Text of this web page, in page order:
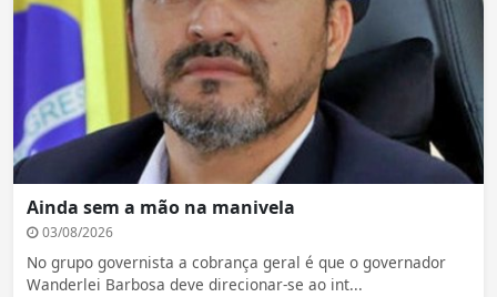
Ainda sem a mão na manivela
03/08/2026
No grupo governista a cobrança geral é que o governador
Wanderlei Barbosa deve direcionar-se ao int...